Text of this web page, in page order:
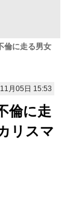
倫に走る男女
月05日 15:53
倫に走
リスマ